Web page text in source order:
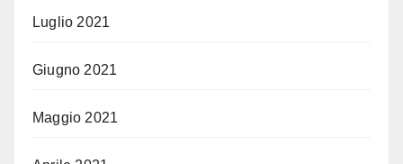
Luglio 2021
Giugno 2021
Maggio 2021